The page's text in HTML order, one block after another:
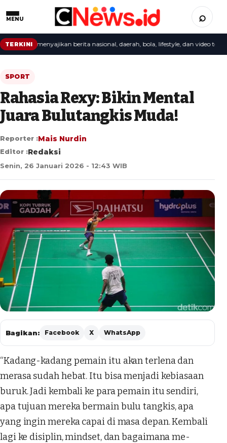
MENU ⌕
TERKINI
redaksi menyajikan berita nasional, daerah, bola, lifestyle, dan video terbaru.
SPORT
Rahasia Rexy: Bikin Mental
Juara Bulutangkis Muda!
Reporter :Mais Nurdin
Editor :Redaksi
Senin, 26 Januari 2026 - 12:43 WIB
Bagikan: Facebook X WhatsApp
“Kadang-kadang pemain itu akan terlena dan
merasa sudah hebat. Itu bisa menjadi kebiasaan
buruk. Jadi kembali ke para pemain itu sendiri,
apa tujuan mereka bermain bulu tangkis, apa
yang ingin mereka capai di masa depan. Kembali
lagi ke disiplin, mindset, dan bagaimana me-